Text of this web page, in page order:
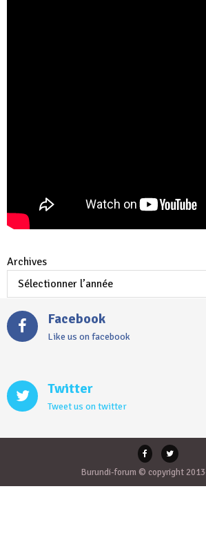
Archives
Facebook
Like us on facebook
Twitter
Tweet us on twitter
Burundi-forum © copyright